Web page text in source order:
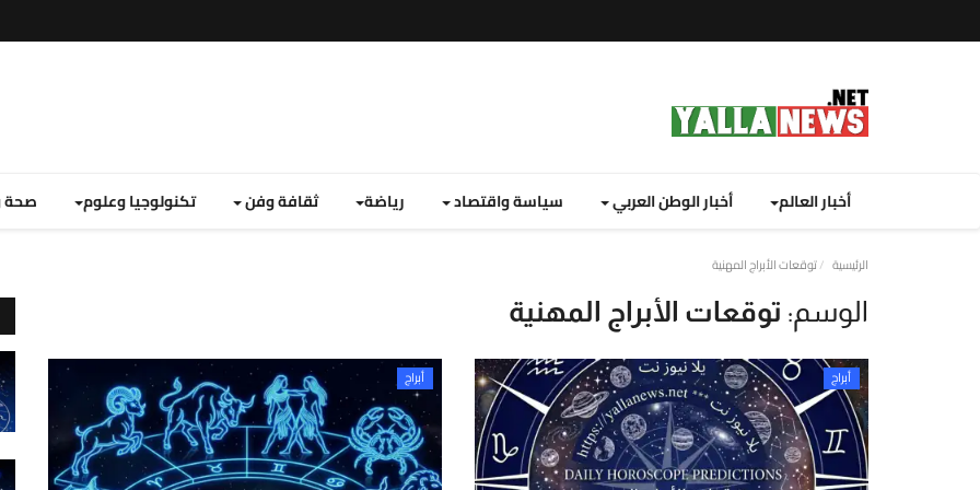
أخبار العالم أخبار الوطن العربي سياسة واقتصاد رياضة ثقافة وفن تكنولوجيا وعلوم صحة
الإخبارية
الرئيسية توقعات الأبراج المهنية
الوسم: توقعات الأبراج المهنية
أبراج أبراج